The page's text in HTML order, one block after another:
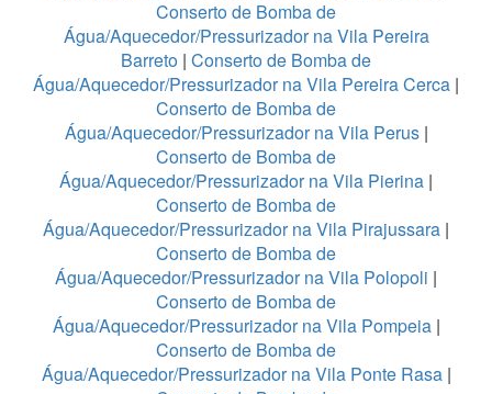
Conserto de Bomba de
Água/Aquecedor/Pressurizador na Vila Pereira
Barreto | Conserto de Bomba de
Água/Aquecedor/Pressurizador na Vila Pereira Cerca |
Conserto de Bomba de
Água/Aquecedor/Pressurizador na Vila Perus|
Conserto de Bomba de
Água/Aquecedor/Pressurizador na Vila Pierina |
Conserto de Bomba de
Água/Aquecedor/Pressurizador na Vila Pirajussara |
Conserto de Bomba de
Água/Aquecedor/Pressurizador na Vila Polopoli |
Conserto de Bomba de
Água/Aquecedor/Pressurizador na Vila Pompeia|
Conserto de Bomba de
Água/Aquecedor/Pressurizador na Vila Ponte Rasa|